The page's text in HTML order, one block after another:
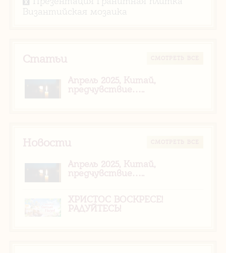
Византийская мозаика
Статьи
Апрель 2025, Китай,
предчувствие…..
Новости
Апрель 2025, Китай,
предчувствие…..
ХРИСТОС ВОСКРЕСЕ!
РАДУЙТЕСЬ!